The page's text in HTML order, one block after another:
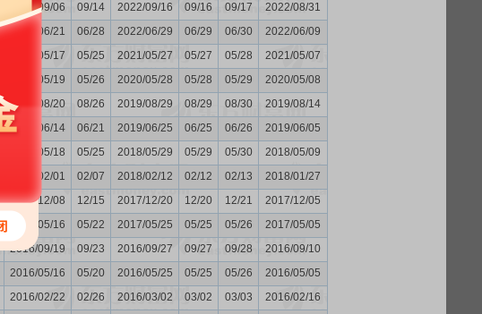
2022/09/06 09/14 2022/09/16 09/16 09/17
2022/08/31
2022/06/21 06/28 2022/06/29 06/29 06/30
2022/06/09
2021/05/17 05/25 2021/05/27 05/27 05/28
2021/05/07
2020/05/19 05/26 2020/05/28 05/28 05/29
2020/05/08
2019/08/20 08/26 2019/08/29 08/29 08/30
2019/08/14
2019/06/14 06/21 2019/06/25 06/25 06/26
2019/06/05
2018/05/18 05/25 2018/05/29 05/29 05/30
2018/05/09
2018/02/01 02/07 2018/02/12 02/12 02/13
2018/01/27
2017/12/08 12/15 2017/12/20 12/20 12/21
2017/12/05
2017/05/16 05/22 2017/05/25 05/25 05/26
2017/05/05
2016/09/19 09/23 2016/09/27 09/27 09/28
2016/09/10
2016/05/16 05/20 2016/05/25 05/25 05/26
2016/05/05
2016/02/22 02/26 2016/03/02 03/02 03/03
2016/02/16